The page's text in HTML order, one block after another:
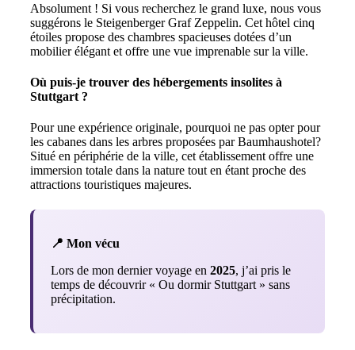
Absolument ! Si vous recherchez le grand luxe, nous vous
suggérons le Steigenberger Graf Zeppelin. Cet hôtel cinq
étoiles propose des chambres spacieuses dotées d’un
mobilier élégant et offre une vue imprenable sur la ville.
Où puis-je trouver des hébergements insolites à
Stuttgart ?
Pour une expérience originale, pourquoi ne pas opter pour
les cabanes dans les arbres proposées par Baumhaushotel?
Situé en périphérie de la ville, cet établissement offre une
immersion totale dans la nature tout en étant proche des
attractions touristiques majeures.
📍 Mon vécu
Lors de mon dernier voyage en 2025, j’ai pris le
temps de découvrir « Ou dormir Stuttgart » sans
précipitation.